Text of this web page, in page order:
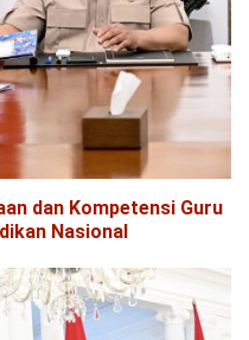
dan Kompetensi Guru
Nasional